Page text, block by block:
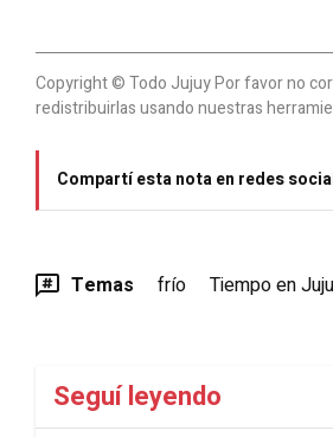
Copyright © Todo Jujuy Por favor no
redistribuirlas usando nuestras
Compartí esta nota en redes
Temas frío Tiempo en
Seguí leyendo